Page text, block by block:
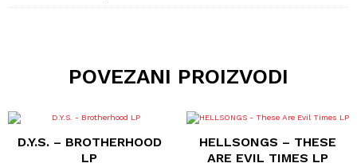
POVEZANI PROIZVODI
D.Y.S. – BROTHERHOOD
LP
HELLSONGS – THESE
ARE EVIL TIMES LP